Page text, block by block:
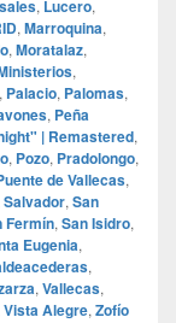
, Lucero,
, Marroquina,
, Moratalaz,
,
, Palacio, Palomas,
, Peña
| Remastered,
, Pozo, Pradolongo,
de Vallecas,
Salvador, San
Fermín, San Isidro,
Eugenia,
,
, Vallecas,
Vista Alegre, Zofío